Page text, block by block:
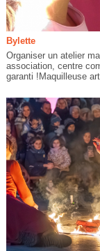
Bylette
Organiser un atelier
association, centre
garanti !Maquilleuse